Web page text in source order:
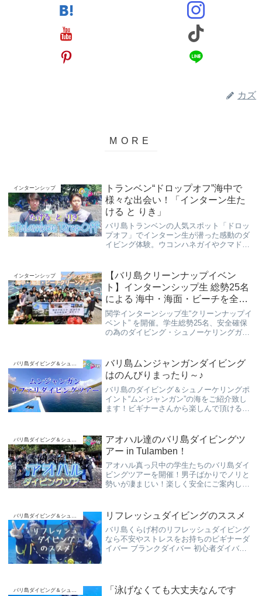
カズ
インターンシップ
トランベン“ドロップオフ”海中で
様々な出会い！「インターン生た
ける と りき」
バリ島トランベンの人気スポット「ドロッ
プオフ」でインターン生が潜った感動のダ
イビング体験。ウコンハネガイやクマドリ
ローダイブで、海の魅力を満喫しよう。
インターンシップ
【バリ島クリーンナップイベン
ト】インターンシップ生 総勢25名
による 海中・海面・ビーチを全員
でゴミ拾い！
関学インターンシップ生“クリーンナップイ
ベント” を開催。学生総勢25名、安全確保
の為のダイビング・シュノーケリングガイ
インターンシップ締めくくりの最後の企画
バリ島ムンジャンガンダイビング
はのんびりまったり～♪
バリ島のダイビング＆シュノーケリングポ
イント“ムンジャンガン”の海をご紹介致し
ます！ビギナーさんから楽しんで頂ける南
アオハル達のバリ島ダイビングツ
アー in Tulamben！
アオハル真っ只中の学生たちのバリ島ダイ
ビングツアーを開催！男子ばかりでノリと
勢いが凄まじい！楽しく安全にご案内して
リフレッシュダイビングのススメ
バリ島くらげ村のリフレッシュダイビング
なら不安やストレスをお持ちのビギナーダ
イバー ブランクダイバー 初心者ダイバー
します。
バリ島ダイビング＆シュノーケリング
「泳げなくても大丈夫なんです